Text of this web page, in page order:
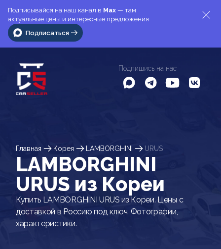
Подписывайся на наш канал в Max — там
актуальные цены и интересные предложения
Подписаться
Подпишись на нас
Главная Корея LAMBORGHINI URUS
LAMBORGHINI
URUS из Кореи
Купить LAMBORGHINI URUS из Кореи. Цены с
доставкой в Россию под ключ. Фотографии,
характеристики.